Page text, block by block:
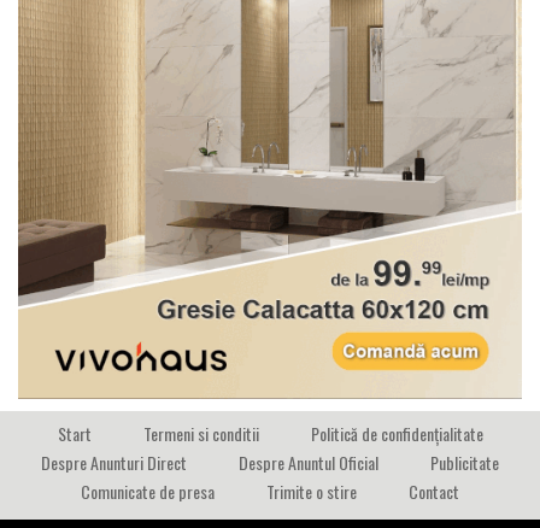
Start Termeni si conditii
Politică de confidențialitate
Despre Anunturi Direct
Despre Anuntul Oficial
Publicitate
Comunicate de presa
Trimite o stire Contact